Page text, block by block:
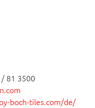
81 3500
boch-tiles.com/de/